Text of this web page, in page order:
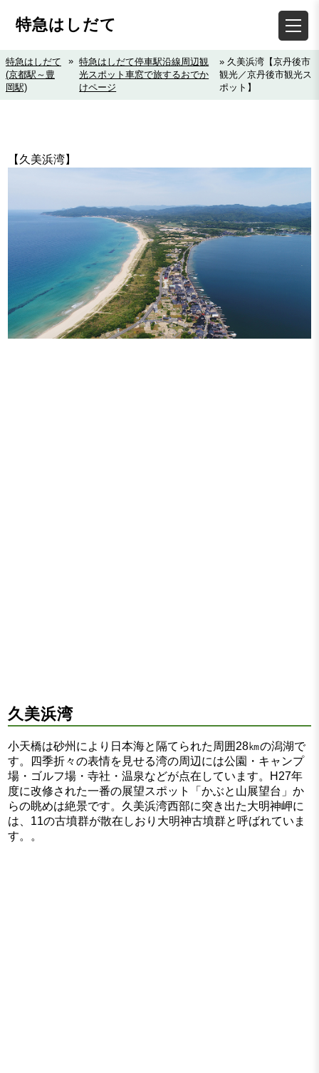
特急はしだて
特急はしだて
(京都駅～豊
岡駅)
» 特急はしだて停車駅沿線周辺観
光スポット車窓で旅するおでか
けページ
» 久美浜湾【京丹後市
観光／京丹後市観光ス
ポット】
【久美浜湾】
久美浜湾
小天橋は砂州により日本海と隔てられた周囲28㎞の潟湖で
す。四季折々の表情を見せる湾の周辺には公園・キャンプ
場・ゴルフ場・寺社・温泉などが点在しています。H27年
度に改修された一番の展望スポット「かぶと山展望台」か
らの眺めは絶景です。久美浜湾西部に突き出た大明神岬に
は、11の古墳群が散在しおり大明神古墳群と呼ばれていま
す。。